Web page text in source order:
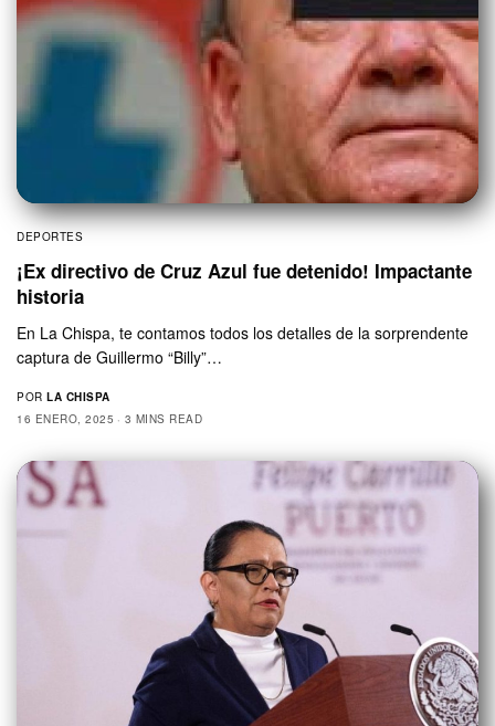
DEPORTES
¡Ex directivo de Cruz Azul fue detenido! Impactante
historia
En La Chispa, te contamos todos los detalles de la sorprendente
captura de Guillermo “Billy”…
POR LA CHISPA
16 ENERO, 2025
3 MINS READ